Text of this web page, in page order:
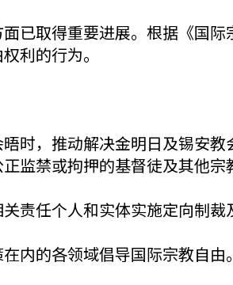
已取得重要进展。根据《国
利的行为。
时，推动解决金明日及锡安
监禁或拘押的基督徒及其他宗
责任个人和实体实施定向制裁
内的各领域倡导国际宗教自由。